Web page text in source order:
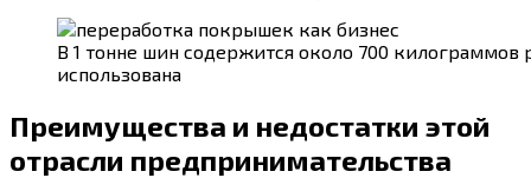
В 1 тонне шин содержится около 700
использована
Преимущества и недостатки этой
отрасли предпринимательства